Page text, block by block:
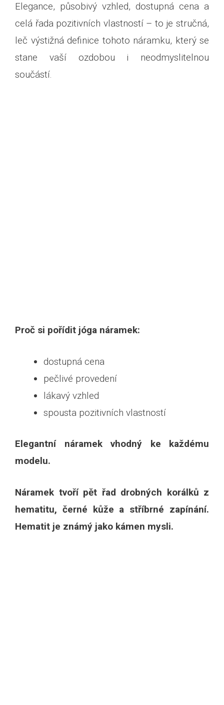
Elegance, působivý vzhled, dostupná cena a
celá řada pozitivních vlastností – to je stručná,
leč výstižná definice tohoto náramku, který se
stane vaší ozdobou i neodmyslitelnou
součástí.
Proč si pořídit jóga náramek:
dostupná cena
pečlivé provedení
lákavý vzhled
spousta pozitivních vlastností
Elegantní náramek vhodný ke každému
modelu.
Náramek tvoří pět řad drobných korálků z
hematitu, černé kůže a stříbrné zapínání.
Hematit je známý jako kámen mysli.